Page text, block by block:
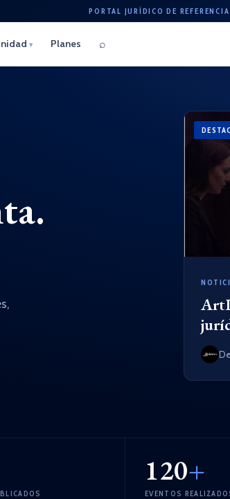
PORTAL JURÍDICO DE REFERENCIA
▾ Planes ⌕
120+
EVENTOS